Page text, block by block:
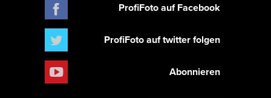
ProfiFoto auf Facebook
ProfiFoto auf twitter folgen
Abonnieren